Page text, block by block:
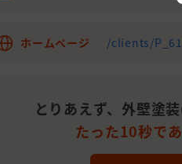
ホームページ /clients/
とりあえず、外壁塗
たった10秒で